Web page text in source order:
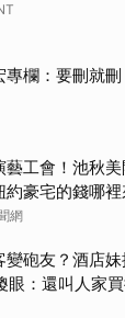
專欄：要刪就
藝工會！池秋
約豪宅的錢哪裡
網
變砲友？酒店
眼：還叫人家